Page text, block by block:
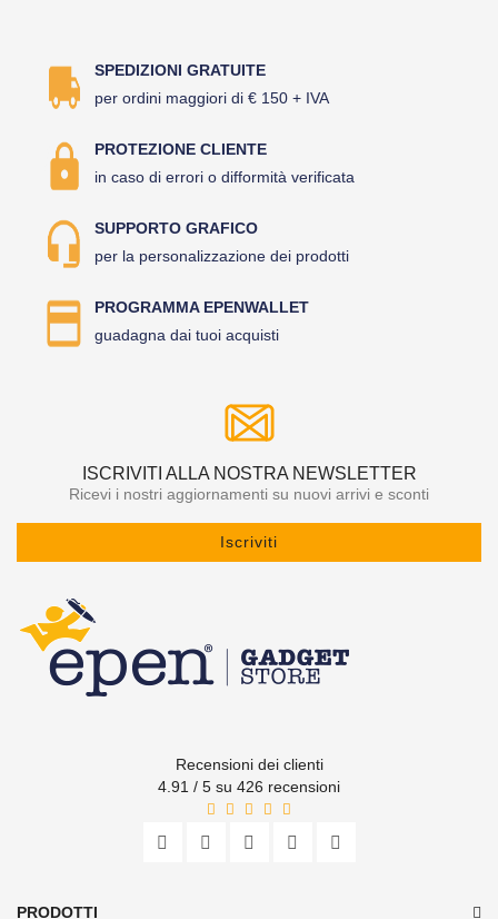
SPEDIZIONI GRATUITE
per ordini maggiori di € 150 + IVA
PROTEZIONE CLIENTE
in caso di errori o difformità verificata
SUPPORTO GRAFICO
per la personalizzazione dei prodotti
PROGRAMMA EPENWALLET
guadagna dai tuoi acquisti
ISCRIVITI ALLA NOSTRA NEWSLETTER
Ricevi i nostri aggiornamenti su nuovi arrivi e sconti
Iscriviti
Recensioni dei clienti
4.91 / 5 su 426 recensioni
PRODOTTI